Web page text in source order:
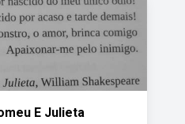
E Julieta